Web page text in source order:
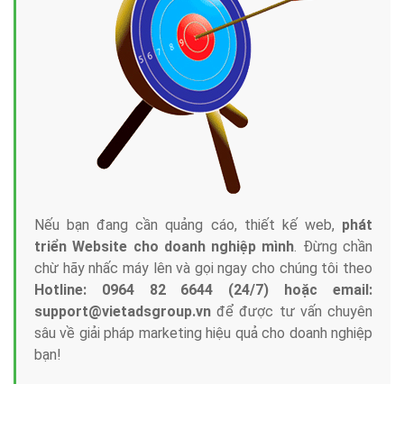
Nếu bạn đang cần quảng cáo, thiết kế web, phát
triển Website cho doanh nghiệp mình. Đừng chần
chừ hãy nhấc máy lên và gọi ngay cho chúng tôi theo
Hotline: 0964 82 6644 (24/7) hoặc email:
support@vietadsgroup.vn để được tư vấn chuyên
sâu về giải pháp marketing hiệu quả cho doanh nghiệp
bạn!